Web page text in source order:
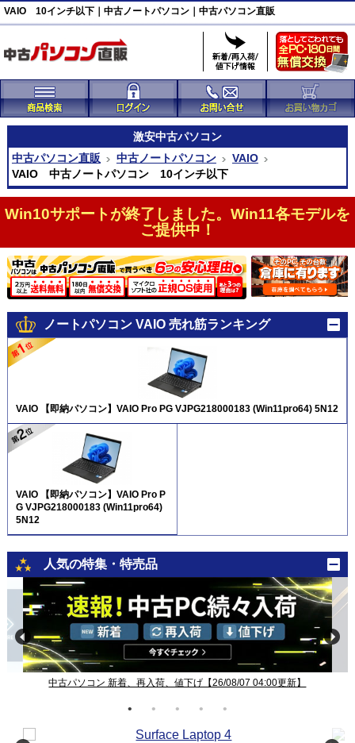
VAIO 10インチ以下｜中古ノートパソコン｜中古パソコン直販
激安中古パソコン
中古パソコン直販
中古ノートパソコン
VAIO
VAIO 中古ノートパソコン 10インチ以下
Win10サポートが終了しました。Win11各モデルを
ご提供中！
ノートパソコン VAIO 売れ筋ランキング
VAIO 【即納パソコン】VAIO Pro PG VJPG218000183 (Win11pro64) 5N12
VAIO 【即納パソコン】VAIO Pro P
G VJPG218000183 (Win11pro64)
5N12
人気の特集・特売品
中古パソコン 新着、再入荷、値下げ【26/08/07 04:00更新】